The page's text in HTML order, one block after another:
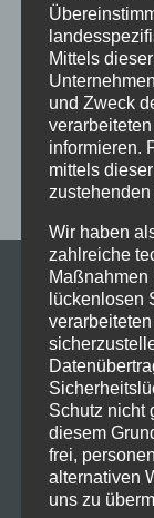
Schaut hin!
Sommerferien
Tanzkurs
Training
Workshop
Mittels
und Zweck
informieren.
mittels
Wir haben
zahlreiche
Maßnahmen
lückenlosen
Schutz nicht
diesem
frei,
alternativen
uns zu